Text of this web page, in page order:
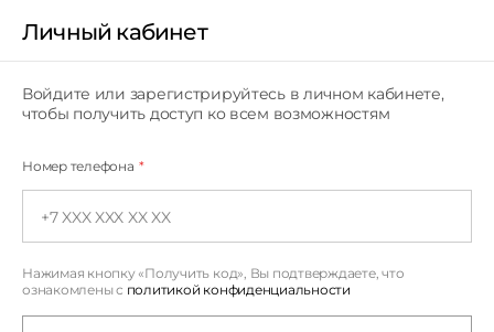
Личный кабинет
Личный кабинет
Войдите или зарегистрируйтесь в личном кабинете,
чтобы получить доступ ко всем возможностям
Номер телефона *
Нажимая кнопку «Получить код», Вы подтверждаете,что
ознакомлены с политикой конфиденциальности